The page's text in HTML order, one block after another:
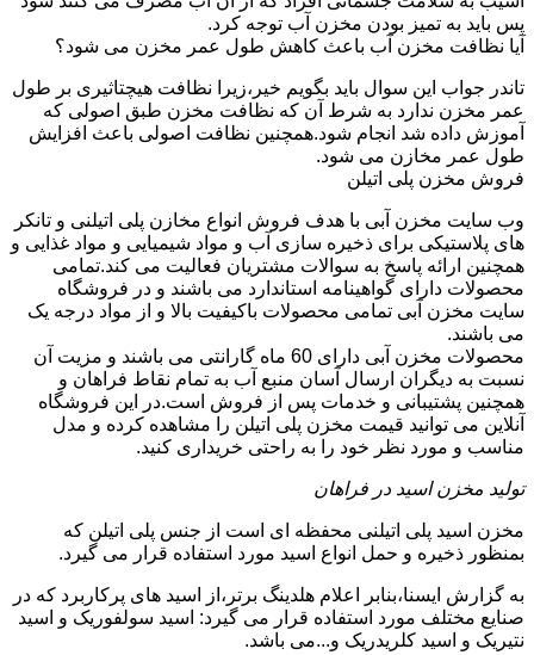
پس باید به تمیز بودن مخزن آب توجه کرد.
آیا نظافت مخزن آب باعث کاهش طول عمر مخزن می شود؟
تاندر جواب این سوال باید بگویم خیر،زیرا نظافت هیچتاثیری بر طول
عمر مخزن ندارد به شرط آن که نظافت مخزن طبق اصولی که
آموزش داده شد انجام شود.همچنین نظافت اصولی باعث افزایش
طول عمر مخازن می شود.
فروش مخزن پلی اتیلن
وب سایت مخزن آبی با هدف فروش انواع مخازن پلی اتیلنی و تانکر
های پلاستیکی برای ذخیره سازی آب و مواد شیمیایی و مواد غذایی و
همچنین ارائه پاسخ به سوالات مشتریان فعالیت می کند.تمامی
محصولات دارای گواهینامه استاندارد می باشند و در فروشگاه
سایت مخزن آبی تمامی محصولات باکیفیت بالا و از مواد درجه یک
می باشند.
محصولات مخزن آبی دارای 60 ماه گارانتی می باشند و مزیت آن
نسبت به دیگران ارسال آسان منبع آب به تمام نقاط فراهان و
همچنین پشتیبانی و خدمات پس از فروش است.در این فروشگاه
آنلاین می توانید قیمت مخزن پلی اتیلن را مشاهده کرده و مدل
مناسب و مورد نظر خود را به راحتی خریداری کنید.
تولید مخزن اسید در فراهان
مخزن اسید پلی اتیلنی محفظه ای است از جنس پلی اتیلن که
بمنظور ذخیره و حمل انواع اسید مورد استفاده قرار می گیرد.
به گزارش ایسنا،بنابر اعلام هلدینگ برتر،از اسید های پرکاربرد که در
صنایع مختلف مورد استفاده قرار می گیرد: اسید سولفوریک و اسید
نتیریک و اسید کلریدریک و...می باشد.